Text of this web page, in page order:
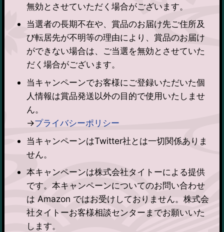
無効とさせていただく場合がございます。
当選者の長期不在や、賞品のお届け先ご住所及
び転居先が不明等の理由により、賞品のお届け
ができない場合は、ご当選を無効とさせていた
だく場合がございます。
当キャンペーンでお客様にご登録いただいた個
人情報は賞品発送以外の目的で使用いたしませ
ん。
→プライバシーポリシー
当キャンペーンはTwitter社とは一切関係ありま
せん。
本キャンペーンは株式会社タイトーによる提供
です。本キャンペーンについてのお問い合わせ
は Amazon ではお受けしておりません。株式会
社タイトーお客様相談センターまでお願いいた
します。